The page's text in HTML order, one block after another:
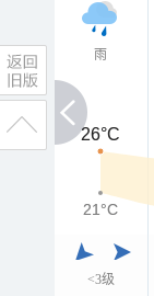
雨
<3级
26°C
26°C
21°C
21°C